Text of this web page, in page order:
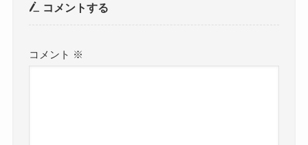
コメントする
コメント ※